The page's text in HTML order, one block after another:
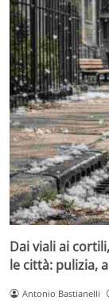
Dai viali ai
le città: pulizia,
Antonio Bastianelli